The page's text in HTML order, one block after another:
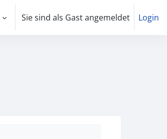
Sie sind als Gast angemeldet Login